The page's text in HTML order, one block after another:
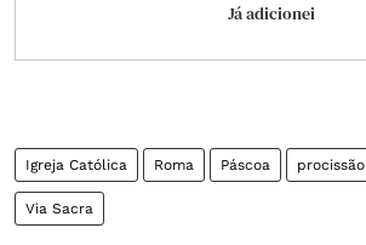
Já adicionei
Igreja Católica Roma Páscoa procissão
Via Sacra